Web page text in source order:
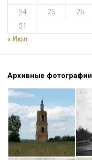
24
25 26
31
« Июл
Архивные фотографии